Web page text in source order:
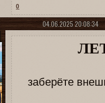
0
04.06.2025 20:08:34
заберёте